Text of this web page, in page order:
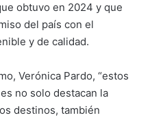
obtuvo en 2024 y que
del país con el
y de calidad.
Verónica Pardo, “estos
no solo destacan la
destinos, también